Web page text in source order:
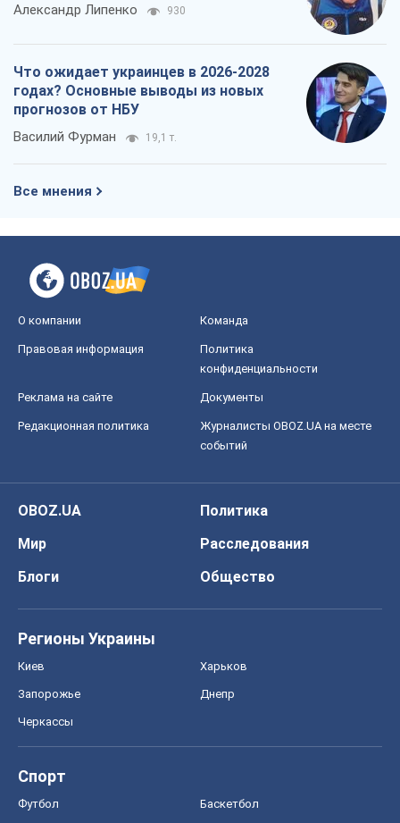
Александр Липенко 930
Что ожидает украинцев в 2026-2028
годах? Основные выводы из новых
прогнозов от НБУ
Василий Фурман 19,1 т.
Все мнения
О компании Команда
Правовая информация
Политика
конфиденциальности
Реклама на сайте Документы
Редакционная политика
Журналисты OBOZ.UA на месте
событий
OBOZ.UA
Политика
Мир
Расследования
Блоги
Общество
Регионы Украины
Киев Харьков
Запорожье Днепр
Черкассы
Спорт
Футбол Баскетбол